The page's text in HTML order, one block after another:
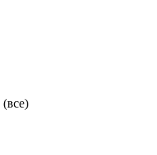
(все)